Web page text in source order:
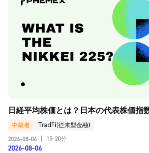
日経平均株価とは？日本の代表株価指
中級者
TradFi(従来型金融)
2026-08-06
15-20分
2026-08-06